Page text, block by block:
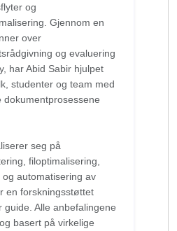
og
Gjennom en
over
og evaluering
har Abid Sabir hjulpet
studenter og team med
seg på
filoptimalisering,
automatisering av
en forskningsstøttet
Alle anbefalingene
basert på virkelige